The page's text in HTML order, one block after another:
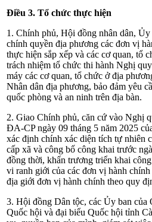
Điều 3. Tổ chức thực hiện
1. Chính phủ, Hội đồng nhân dân,
chính quyền địa phương các đơn vị
thực hiện sắp xếp và các cơ quan, tổ
trách nhiệm tổ chức thi hành Nghị
máy các cơ quan, tổ chức ở địa
Nhân dân địa phương, bảo đảm yêu
quốc phòng và an ninh trên địa bàn.
2. Giao Chính phủ, căn cứ vào Nghị
ĐA-CP ngày 09 tháng 5 năm 2025
xác định chính xác diện tích tự nhiên
cấp xã và công bố công khai trước
đồng thời, khẩn trương triển khai
vi ranh giới của các đơn vị hành
địa giới đơn vị hành chính theo quy
3. Hội đồng Dân tộc, các Ủy ban của
Quốc hội và đại biểu Quốc hội tỉnh